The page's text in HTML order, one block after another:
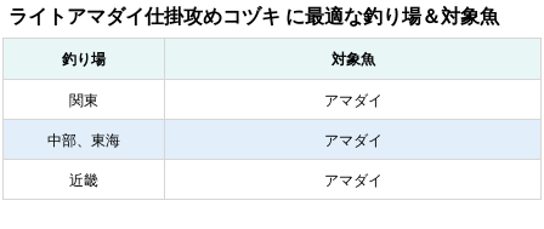
ライトアマダイ仕掛攻めコヅキ に最適な釣り場＆対象魚
釣り場 対象魚
関東
アマダイ
中部、東海
アマダイ
近畿
アマダイ